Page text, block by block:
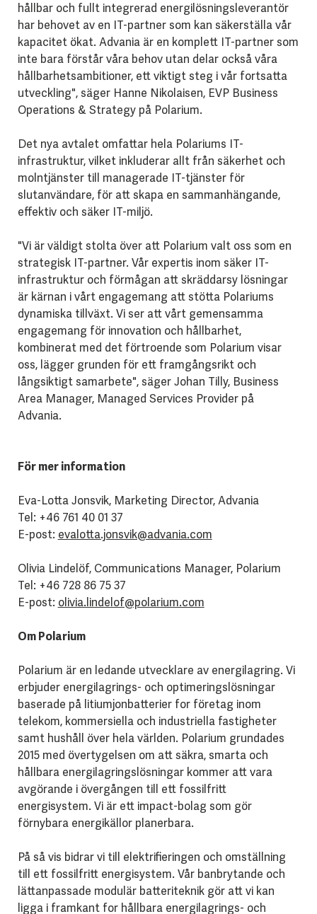
hållbar och fullt integrerad energilösningsleverantör
har behovet av en IT-partner som kan säkerställa vår
kapacitet ökat. Advania är en komplett IT-partner som
inte bara förstår våra behov utan delar också våra
hållbarhetsambitioner, ett viktigt steg i vår fortsatta
utveckling", säger Hanne Nikolaisen, EVP Business
Operations & Strategy på Polarium.
Det nya avtalet omfattar hela Polariums IT-
infrastruktur, vilket inkluderar allt från säkerhet och
molntjänster till managerade IT-tjänster för
slutanvändare, för att skapa en sammanhängande,
effektiv och säker IT-miljö.
"Vi är väldigt stolta över att Polarium valt oss som en
strategisk IT-partner. Vår expertis inom säker IT-
infrastruktur och förmågan att skräddarsy lösningar
är kärnan i vårt engagemang att stötta Polariums
dynamiska tillväxt. Vi ser att vårt gemensamma
engagemang för innovation och hållbarhet,
kombinerat med det förtroende som Polarium visar
oss, lägger grunden för ett framgångsrikt och
långsiktigt samarbete", säger Johan Tilly, Business
Area Manager, Managed Services Provider på
Advania.
För mer information
Eva-Lotta Jonsvik, Marketing Director, Advania
Tel: +46 761 40 01 37
E-post: evalotta.jonsvik@advania.com
Olivia Lindelöf, Communications Manager, Polarium
Tel: +46 728 86 75 37
E-post: olivia.lindelof@polarium.com
Om Polarium
Polarium är en ledande utvecklare av energilagring. Vi
erbjuder energilagrings- och optimeringslösningar
baserade på litiumjonbatterier for företag inom
telekom, kommersiella och industriella fastigheter
samt hushåll över hela världen. Polarium grundades
2015 med övertygelsen om att säkra, smarta och
hållbara energilagringslösningar kommer att vara
avgörande i övergången till ett fossilfritt
energisystem. Vi är ett impact-bolag som gör
förnybara energikällor planerbara.
På så vis bidrar vi till elektrifieringen och omställning
till ett fossilfritt energisystem. Vår banbrytande och
lättanpassade modulär batteriteknik gör att vi kan
ligga i framkant for hållbara energilagrings- och